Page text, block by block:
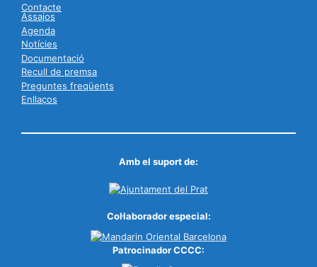
Contacte
Assajos
Agenda
Notícies
Documentació
Recull de premsa
Preguntes freqüents
Enllaços
Amb el suport de:
Col·laborador especial:
Patrocinador CCCC: